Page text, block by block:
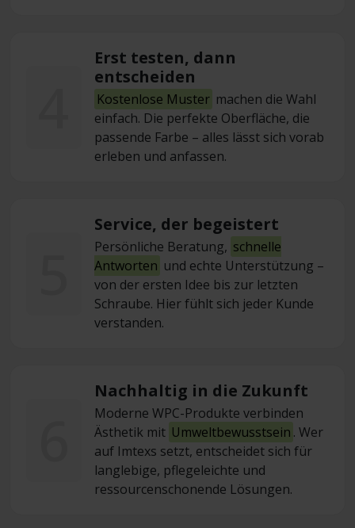
Erst testen, dann
entscheiden
Kostenlose Muster machen die Wahl
einfach. Die perfekte Oberfläche, die
passende Farbe – alles lässt sich vorab
erleben und anfassen.
Service, der begeistert
Persönliche Beratung, schnelle
Antworten und echte Unterstützung –
von der ersten Idee bis zur letzten
Schraube. Hier fühlt sich jeder Kunde
verstanden.
Nachhaltig in die Zukunft
Moderne WPC-Produkte verbinden
Ästhetik mit Umweltbewusstsein . Wer
auf Imtexs setzt, entscheidet sich für
langlebige, pflegeleichte und
ressourcenschonende Lösungen.